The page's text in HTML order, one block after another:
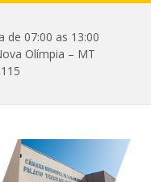
de 07:00 as 13:00
Nova Olímpia – MT